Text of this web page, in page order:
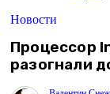
Новости
Процессор
разогнали